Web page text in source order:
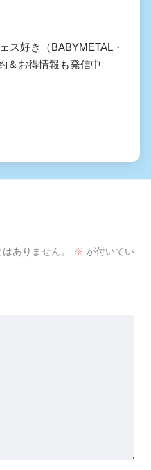
ス好き（BABYMETAL・
＆お得情報も発信中
ありません。 ※ が付いてい